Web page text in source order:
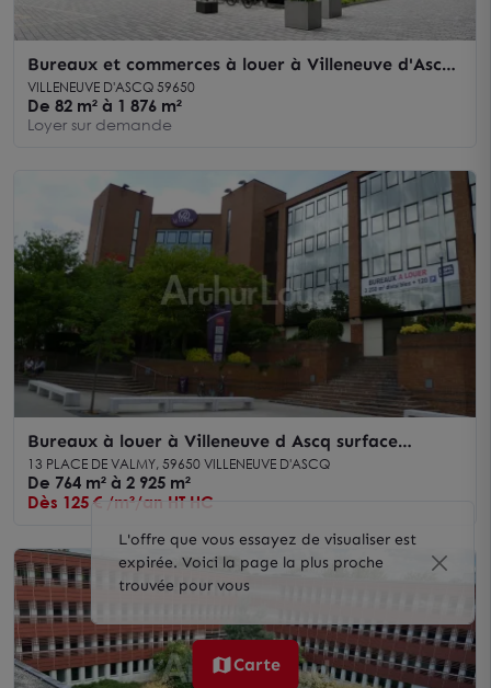
Carte
Bureaux et commerces à louer à Villeneuve d'Ascq
avec espaces végétalisés
VILLENEUVE D'ASCQ 59650
De 82 m² à 1 876 m²
Loyer sur demande
Bureaux à louer à Villeneuve d Ascq surface
modulable emplacement stratégique
13 PLACE DE VALMY, 59650 VILLENEUVE D'ASCQ
De 764 m² à 2 925 m²
Dès 125 € /m²/an HT HC
L'offre que vous essayez de visualiser est
expirée. Voici la page la plus proche
trouvée pour vous